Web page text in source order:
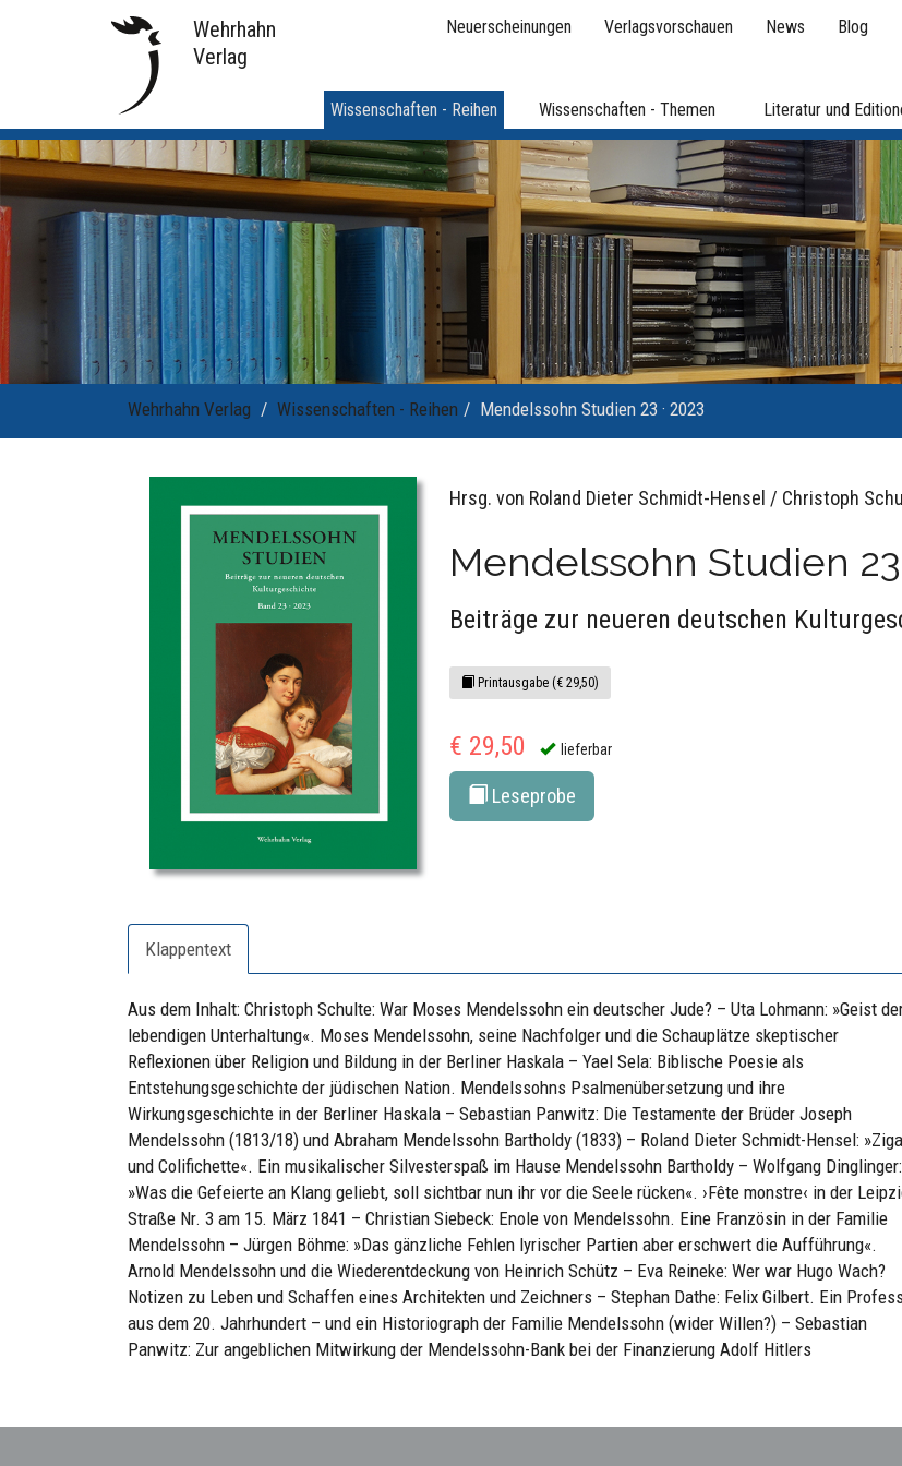
Wehrhahn
Verlag
Neuerscheinungen Verlagsvorschauen News Blog
Wissenschaften - Reihen Wissenschaften - Themen Literatur und
Wehrhahn Verlag Wissenschaften - Reihen Mendelssohn Studien 23 · 2023
Hrsg. von Roland Dieter Schmidt-Hensel / Christoph
Mendelssohn Studien 23
Beiträge zur neueren deutschen
Printausgabe (€ 29,50)
€ 29,50 lieferbar
Leseprobe
Klappentext
Aus dem Inhalt: Christoph Schulte: War Moses Mendelssohn ein deutscher Jude? – Uta Lohmann: »Geist
lebendigen Unterhaltung«. Moses Mendelssohn, seine Nachfolger und die Schauplätze skeptischer
Reflexionen über Religion und Bildung in der Berliner Haskala – Yael Sela: Biblische Poesie als
Entstehungsgeschichte der jüdischen Nation. Mendelssohns Psalmenübersetzung und ihre
Wirkungsgeschichte in der Berliner Haskala – Sebastian Panwitz: Die Testamente der Brüder Joseph
Mendelssohn (1813/18) und Abraham Mendelssohn Bartholdy (1833) – Roland Dieter Schmidt-Hensel:
und Colifichette«. Ein musikalischer Silvesterspaß im Hause Mendelssohn Bartholdy – Wolfgang Dinglinger:
»Was die Gefeierte an Klang geliebt, soll sichtbar nun ihr vor die Seele rücken«. ›Fête monstre‹ in der
Straße Nr. 3 am 15. März 1841 – Christian Siebeck: Enole von Mendelssohn. Eine Französin in der Familie
Mendelssohn – Jürgen Böhme: »Das gänzliche Fehlen lyrischer Partien aber erschwert die Aufführung«.
Arnold Mendelssohn und die Wiederentdeckung von Heinrich Schütz – Eva Reineke: Wer war Hugo Wach?
Notizen zu Leben und Schaffen eines Architekten und Zeichners – Stephan Dathe: Felix Gilbert. Ein
aus dem 20. Jahrhundert – und ein Historiograph der Familie Mendelssohn (wider Willen?) – Sebastian
Panwitz: Zur angeblichen Mitwirkung der Mendelssohn-Bank bei der Finanzierung Adolf Hitlers